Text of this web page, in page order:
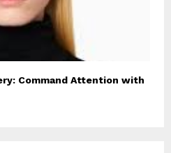
Command Attention with